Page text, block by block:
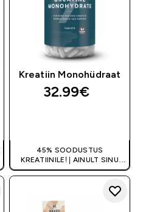
Kreatiin Monohüdraat
32.99€‎
45% SOODUSTUS
KREATIINILE! | AINULT SINU
ESIMESEL TELLIMUSEL